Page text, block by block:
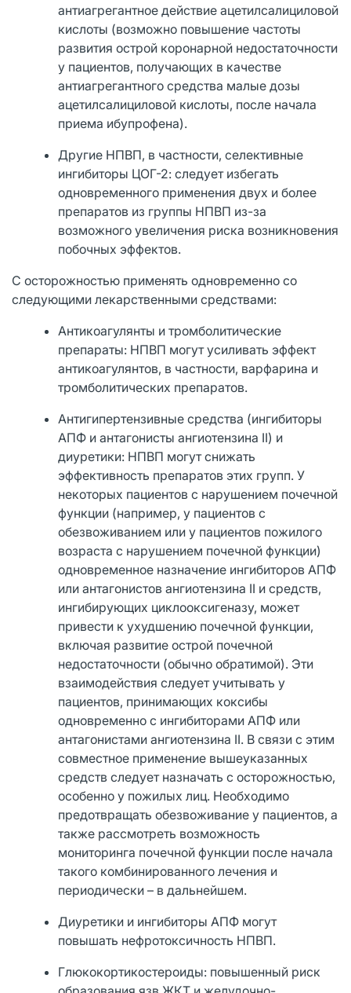
антиагрегантное действие ацетилсалициловой
кислоты (возможно повышение частоты
развития острой коронарной недостаточности
у пациентов, получающих в качестве
антиагрегантного средства малые дозы
ацетилсалициловой кислоты, после начала
приема ибупрофена).
Другие НПВП, в частности, селективные
ингибиторы ЦОГ-2: следует избегать
одновременного применения двух и более
препаратов из группы НПВП из-за
возможного увеличения риска возникновения
побочных эффектов.
С осторожностью применять одновременно со
следующими лекарственными средствами:
Антикоагулянты и тромболитические
препараты: НПВП могут усиливать эффект
антикоагулянтов, в частности, варфарина и
тромболитических препаратов.
Антигипертензивные средства (ингибиторы
АПФ и антагонисты ангиотензина II) и
диуретики: НПВП могут снижать
эффективность препаратов этих групп. У
некоторых пациентов с нарушением почечной
функции (например, у пациентов с
обезвоживанием или у пациентов пожилого
возраста с нарушением почечной функции)
одновременное назначение ингибиторов АПФ
или антагонистов ангиотензина II и средств,
ингибирующих циклооксигеназу, может
привести к ухудшению почечной функции,
включая развитие острой почечной
недостаточности (обычно обратимой). Эти
взаимодействия следует учитывать у
пациентов, принимающих коксибы
одновременно с ингибиторами АПФ или
антагонистами ангиотензина II. В связи с этим
совместное применение вышеуказанных
средств следует назначать с осторожностью,
особенно у пожилых лиц. Необходимо
предотвращать обезвоживание у пациентов, а
также рассмотреть возможность
мониторинга почечной функции после начала
такого комбинированного лечения и
периодически – в дальнейшем.
Диуретики и ингибиторы АПФ могут
повышать нефротоксичность НПВП.
Глюкокортикостероиды: повышенный риск